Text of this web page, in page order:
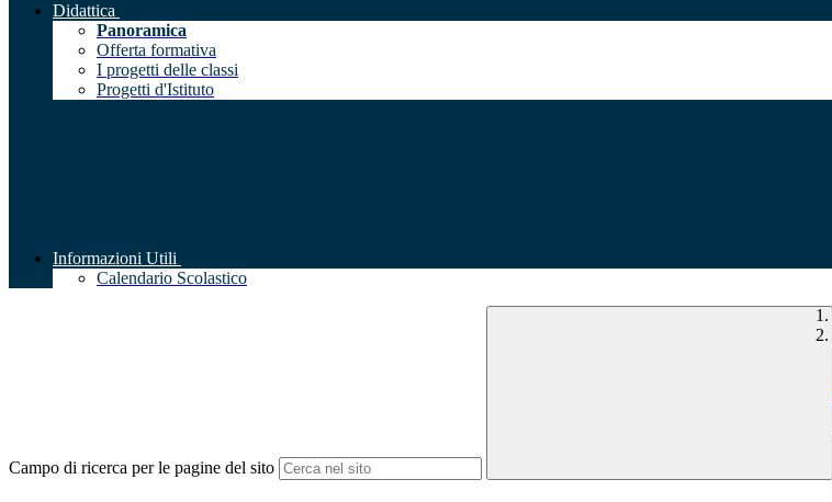
Didattica
Panoramica
Offerta formativa
I progetti delle classi
Progetti d'Istituto
Informazioni Utili
Calendario Scolastico
Campo di ricerca per le pagine del sito